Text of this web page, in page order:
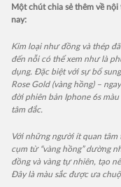
Một chút chia sẻ thêm về
nay:
Kim loại như đồng và thép
đến nỗi có thể xem như là
dụng. Đặc biệt với sự bổ
Rose Gold (vàng hồng) –
đời phiên bản Iphone 6s
tâm đắc.
Với những người ít quan
cụm từ “vàng hồng” dường
đồng và vàng tự nhiên, tạo
Đây là màu sắc được ưa